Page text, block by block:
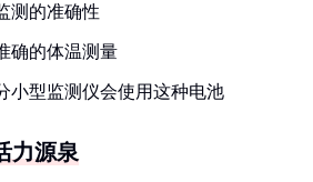
测的准确性
确的体温测量
小型监测仪会使用这种电池
力源泉